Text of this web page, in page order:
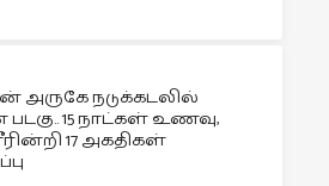
அருகே நடுக்கடலில்
படகு.. 15 நாட்கள் உணவு,
17 அகதிகள்